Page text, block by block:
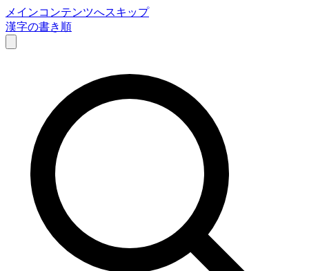
メインコンテンツへスキップ
漢字の書き順